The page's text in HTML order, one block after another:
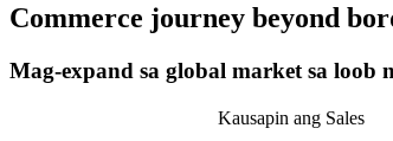
Commerce journey beyond
Mag-expand sa global market sa loob
Kausapin ang Sales